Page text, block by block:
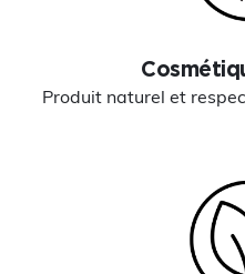
Produit naturel et